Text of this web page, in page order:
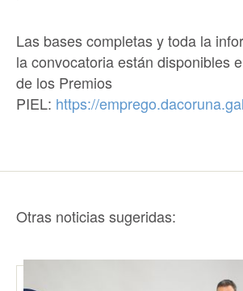
Las bases completas y toda la
la convocatoria están disponibles
de los Premios
PIEL: https://
Otras noticias sugeridas: